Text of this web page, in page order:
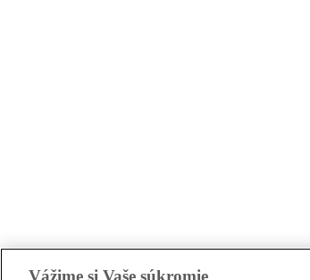
Vážime si Vaše súkromie